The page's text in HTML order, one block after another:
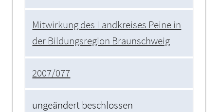
Mitwirkung des Landkreises Peine in
der Bildungsregion Braunschweig
2007/077
ungeändert beschlossen